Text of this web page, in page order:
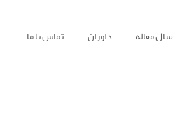
مقاله داوران تماس با ما